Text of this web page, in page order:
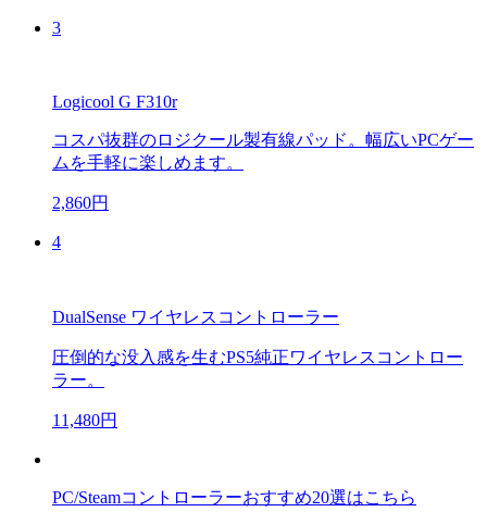
3
Logicool G F310r
コスパ抜群のロジクール製有線パッド。幅広いPCゲー
ムを手軽に楽しめます。
2,860円
4
DualSense ワイヤレスコントローラー
圧倒的な没入感を生むPS5純正ワイヤレスコントロー
ラー。
11,480円
PC/Steamコントローラーおすすめ20選はこちら